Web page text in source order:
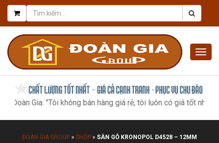
"Tôi không bán hàng giá rẻ, tôi luôn có giá tốt nhất, như một
ĐOÀN GIA GROUP » SHOP » SÀN GỖ KRONOPOL D4528 – 12MM